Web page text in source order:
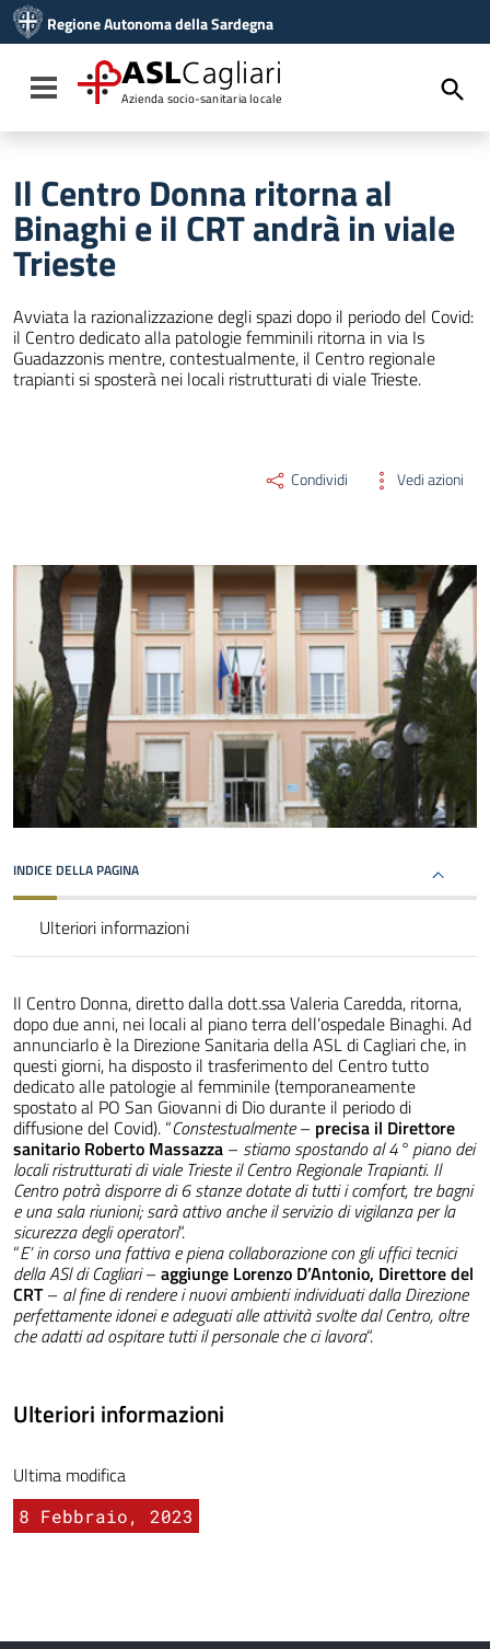
Vai al menu di navigazione
Vai al footer
Regione Autonoma della Sardegna
Toggle navigation
ASLCagliari
Azienda socio-sanitaria locale
Il Centro Donna ritorna al
Binaghi e il CRT andrà in viale
Trieste
Avviata la razionalizzazione degli spazi dopo il periodo del Covid:
il Centro dedicato alla patologie femminili ritorna in via Is
Guadazzonis mentre, contestualmente, il Centro regionale
trapianti si sposterà nei locali ristrutturati di viale Trieste.
Condividi Vedi azioni
INDICE DELLA PAGINA
Ulteriori informazioni
Il Centro Donna, diretto dalla dott.ssa Valeria Caredda, ritorna,
dopo due anni, nei locali al piano terra dell’ospedale Binaghi. Ad
annunciarlo è la Direzione Sanitaria della ASL di Cagliari che, in
questi giorni, ha disposto il trasferimento del Centro tutto
dedicato alle patologie al femminile (temporaneamente
spostato al PO San Giovanni di Dio durante il periodo di
diffusione del Covid). “Constestualmente– precisa il Direttore
sanitario Roberto Massazza – stiamo spostando al 4° piano dei
locali ristrutturati di viale Trieste il Centro Regionale Trapianti. Il
Centro potrà disporre di 6 stanze dotate di tutti i comfort, tre bagni
e una sala riunioni; sarà attivo anche il servizio di vigilanza per la
sicurezza degli operatori“.
“E’ in corso una fattiva e piena collaborazione con gli uffici tecnici
della ASl di Cagliari– aggiunge Lorenzo D’Antonio, Direttore del
CRT– al fine di rendere i nuovi ambienti individuati dalla Direzione
perfettamente idonei e adeguati alle attività svolte dal Centro, oltre
che adatti ad ospitare tutti il personale che ci lavora“.
Ulteriori informazioni
Ultima modifica
8 Febbraio, 2023